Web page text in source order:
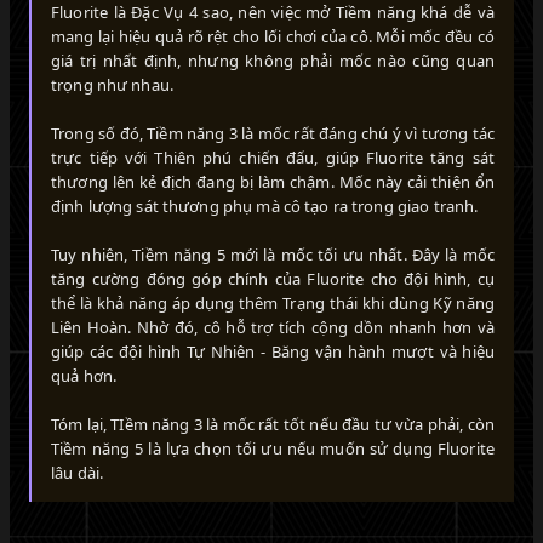
Fluorite là Đặc Vụ 4 sao, nên việc mở Tiềm năng khá dễ và
mang lại hiệu quả rõ rệt cho lối chơi của cô. Mỗi mốc đều có
giá trị nhất định, nhưng không phải mốc nào cũng quan
trọng như nhau.
Trong số đó, Tiềm năng 3 là mốc rất đáng chú ý vì tương tác
trực tiếp với Thiên phú chiến đấu, giúp Fluorite tăng sát
thương lên kẻ địch đang bị làm chậm. Mốc này cải thiện ổn
định lượng sát thương phụ mà cô tạo ra trong giao tranh.
Tuy nhiên, Tiềm năng 5 mới là mốc tối ưu nhất. Đây là mốc
tăng cường đóng góp chính của Fluorite cho đội hình, cụ
thể là khả năng áp dụng thêm Trạng thái khi dùng Kỹ năng
Liên Hoàn. Nhờ đó, cô hỗ trợ tích cộng dồn nhanh hơn và
giúp các đội hình Tự Nhiên - Băng vận hành mượt và hiệu
quả hơn.
Tóm lại, TIềm năng 3 là mốc rất tốt nếu đầu tư vừa phải, còn
Tiềm năng 5 là lựa chọn tối ưu nếu muốn sử dụng Fluorite
lâu dài.